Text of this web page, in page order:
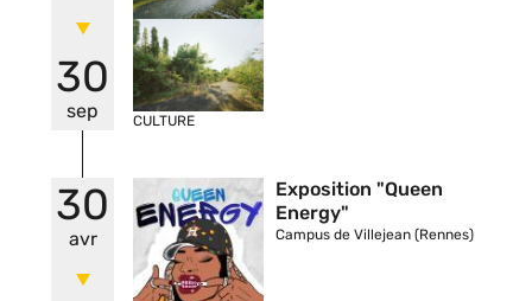
30
sep CULTURE
30
avr
Vignette
Exposition "Queen
Energy"
Campus de Villejean (Rennes)